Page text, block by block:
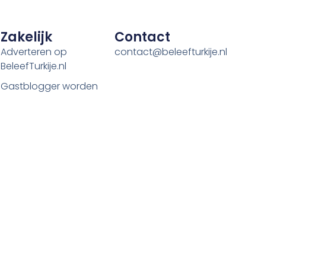
Zakelijk
Adverteren op
BeleefTurkije.nl
Gastblogger worden
Contact
contact@beleefturkije.nl